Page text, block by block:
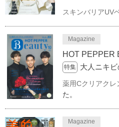
スキンバリアUV
Magazine
HOT
特集 大人ニキ
薬用Cクリアクレ
た。
Magazine